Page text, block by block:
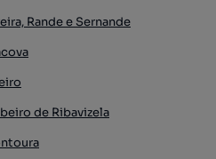
Rande e Sernande
de Ribavizela